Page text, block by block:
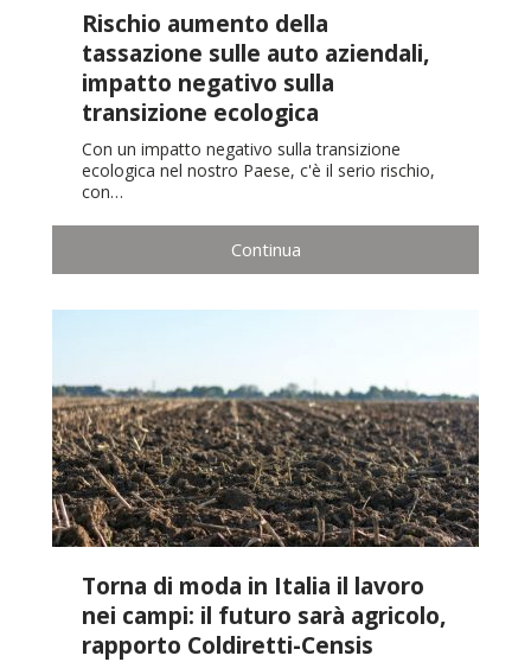
Rischio aumento della
tassazione sulle auto aziendali,
impatto negativo sulla
transizione ecologica
Con un impatto negativo sulla transizione
ecologica nel nostro Paese, c'è il serio rischio,
con…
Continua
Torna di moda in Italia il lavoro
nei campi: il futuro sarà agricolo,
rapporto Coldiretti-Censis